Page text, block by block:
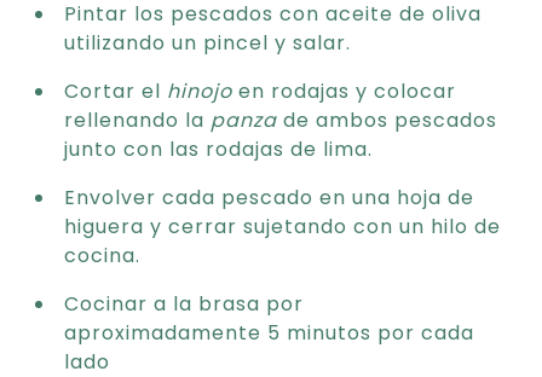
Pintar los pescados con aceite de oliva
utilizando un pincel y salar.
Cortar el hinojo en rodajas y colocar
rellenando la panza de ambos pescados
junto con las rodajas de lima.
Envolver cada pescado en una hoja de
higuera y cerrar sujetando con un hilo de
cocina.
Cocinar a la brasa por
aproximadamente 5 minutos por cada
lado